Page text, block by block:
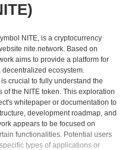
NITE, is a cryptocurrency
nite.network. Based on
aims to provide a platform for
ecosystem.
crucial to fully understand the
the NITE token. This exploration
whitepaper or documentation to
development roadmap, and
appears to be focused on
functionalities. Potential users
types of applications or